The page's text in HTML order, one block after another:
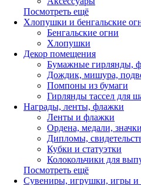
Посмотреть ещё
Хлопушки и бенгальские
Бенгальские огни
Хлопушки
Декор помещения
Бумажные гирлянды,
Дождик, мишура,
Помпоны из бумаги
Гирлянды тассел для
Награды, ленты, флажки
Ленты и флажки
Ордена, медали, значки
Дипломы,
Кубки и статуэтки
Колокольчики для
Посмотреть ещё
Сувениры, игрушки, игры